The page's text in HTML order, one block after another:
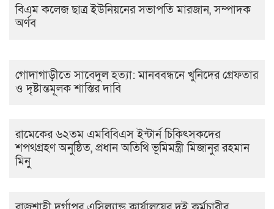
বিএম কলেজ ছাত্র ইউনিয়নের সভাপতি মারজান, সম্পাদক
অর্ণব
গোদাগাড়ীতে সাবেদুল হত্যা: মানববন্ধনে খুনিদের গ্রেফতার
ও দৃষ্টান্তমূলক শাস্তির দাবি
রামেকের ৬২তম এমবিবিএস ইন্টার্ন চিকিৎসকদের
শপথগ্রহণ অনুষ্ঠিত, প্রধান অতিথি ভূমিমন্ত্রী মিজানুর রহমান
মিনু